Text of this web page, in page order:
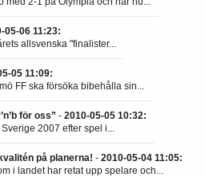
05-06 11:23:
allsvenska "finalister...
05 11:09:
FF ska försöka bibehålla sin...
för oss” - 2010-05-05 10:32:
2007 efter spel i...
på planerna! - 2010-05-04 11:05:
i landet har retat upp spelare och...